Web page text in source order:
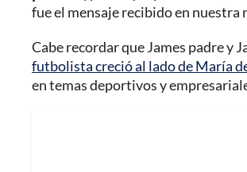
fue el mensaje recibido en nuestra
Cabe recordar que James padre y
futbolista creció al lado de María
en temas deportivos y